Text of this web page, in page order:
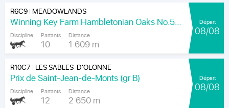
R6C9| MEADOWLANDS
Winning Key Farm Hambletonian Oaks No.56 - Final
Discipline Partants
10
Distance
1 609 m
Départ
08/08
R10C7 | LES SABLES-D'OLONNE
Prix de Saint-Jean-de-Monts (gr B)
Discipline Partants
12
Distance
2 650 m
Départ
08/08